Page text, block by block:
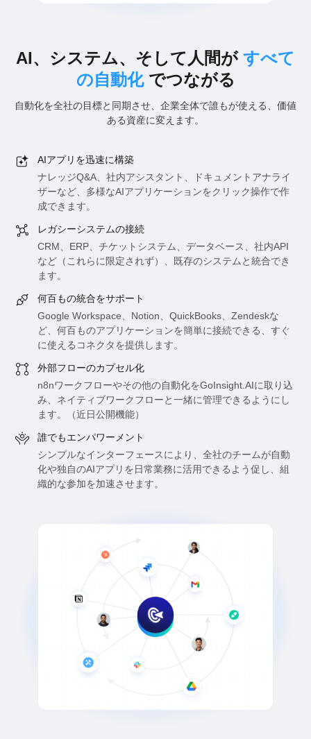
AI、システム、そして人間が すべて
の自動化 でつながる
自動化を全社の目標と同期させ、企業全体で誰もが使える、価値
ある資産に変えます。
AIアプリを迅速に構築
ナレッジQ&A、社内アシスタント、ドキュメントアナライ
ザーなど、多様なAIアプリケーションをクリック操作で作
成できます。
レガシーシステムの接続
CRM、ERP、チケットシステム、データベース、社内API
など（これらに限定されず）、既存のシステムと統合でき
ます。
何百もの統合をサポート
Google Workspace、Notion、QuickBooks、Zendeskな
ど、何百ものアプリケーションを簡単に接続できる、すぐ
に使えるコネクタを提供します。
外部フローのカプセル化
n8nワークフローやその他の自動化をGoInsight.AIに取り込
み、ネイティブワークフローと一緒に管理できるようにし
ます。（近日公開機能）
誰でもエンパワーメント
シンプルなインターフェースにより、全社のチームが自動
化や独自のAIアプリを日常業務に活用できるよう促し、組
織的な参加を加速させます。